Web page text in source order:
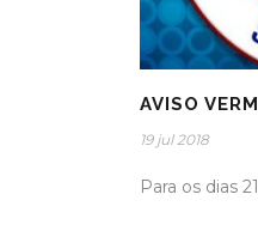
AVISO
19 jul 2018
Para os dias